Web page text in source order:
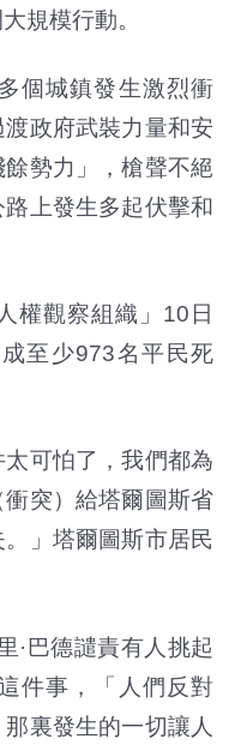
規模行動。
個城鎮發生激烈衝
政府武裝力量和安
勢力」，槍聲不絕
上發生多起伏擊和
權觀察組織」10日
至少973名平民死
可怕了，我們都為
突）給塔爾圖斯省
」塔爾圖斯市居民
·巴德譴責有人挑起
件事，「人們反對
裏發生的一切讓人